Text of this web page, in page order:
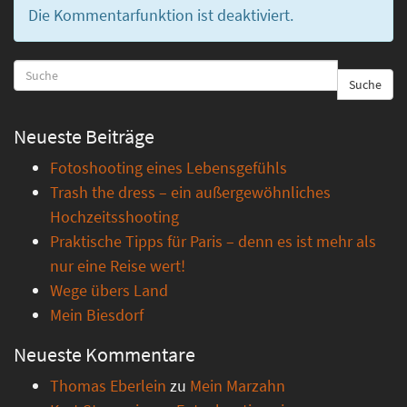
Die Kommentarfunktion ist deaktiviert.
Suche
Neueste Beiträge
Fotoshooting eines Lebensgefühls
Trash the dress – ein außergewöhnliches
Hochzeitsshooting
Praktische Tipps für Paris – denn es ist mehr als
nur eine Reise wert!
Wege übers Land
Mein Biesdorf
Neueste Kommentare
Thomas Eberlein zu Mein Marzahn